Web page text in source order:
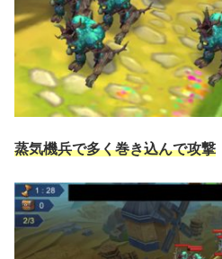
蒸気機兵で多く巻き込んで攻撃